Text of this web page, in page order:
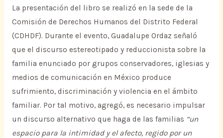
La presentación del libro se realizó en la sede de la
Comisión de Derechos Humanos del Distrito Federal
(CDHDF). Durante el evento, Guadalupe Ordaz señaló
que el discurso estereotipado y reduccionista sobre la
familia enunciado por grupos conservadores, iglesias y
medios de comunicación en México produce
sufrimiento, discriminación y violencia en el ámbito
familiar. Por tal motivo, agregó, es necesario impulsar
un discurso alternativo que haga de las familias “un
espacio para la intimidad y el afecto, regido por un